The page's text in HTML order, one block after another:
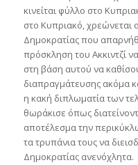
κινείται φύλλο στο
στο Κυπριακό,
Δημοκρατίας που
πρόσκληση του Ακκιντζί
στη βάση αυτού να
διαπραγμάτευσης ακόμα
η κακή διπλωματία των
θωράκισε όπως
αποτέλεσμα την
τα τρυπάνια τους να
Δημοκρατίας ανενόχλητα.